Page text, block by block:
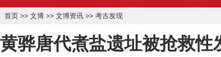
首页 >> 文博 >> 文博资讯 >> 考古发现
黄骅唐代煮盐遗址被抢救性